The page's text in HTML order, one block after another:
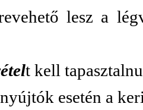
lesz a
t kell
esetén a